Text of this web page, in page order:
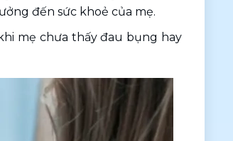
đến sức khoẻ của mẹ.
mẹ chưa thấy đau bụng hay